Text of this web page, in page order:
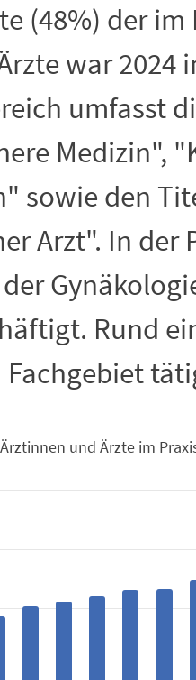
(48%) der
war 2024
umfasst
Medizin",
sowie den
Arzt". In der
Rund
und Ärzte
und Ärzte im
Anzahl Personen. Data
und Ärzte im